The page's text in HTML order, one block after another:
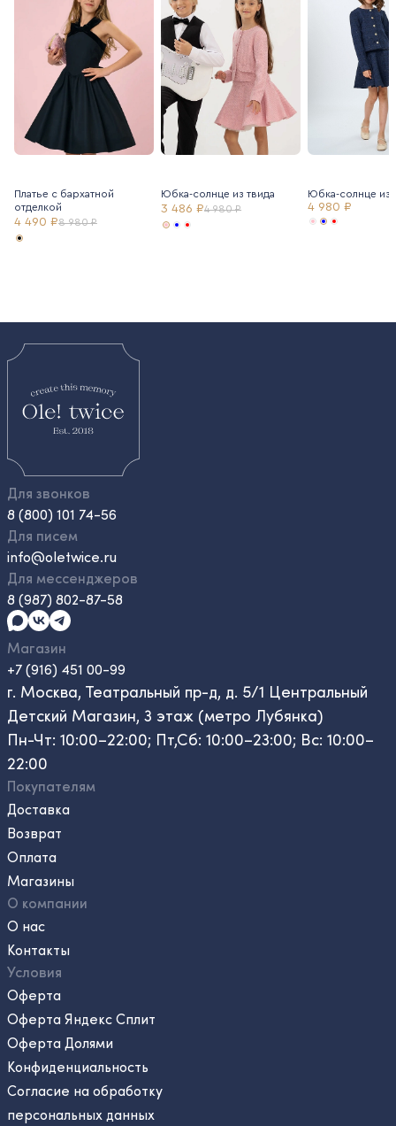
Платье с бархатной
отделкой
4 490 ₽8 980 ₽
Юбка-солнце из твида
3 486 ₽4 980 ₽
Юбка-солнце из
4 980 ₽
Для звонков
8 (800) 101 74-56
Для писем
info@oletwice.ru
Для мессенджеров
8 (987) 802-87-58
Магазин
+7 (916) 451 00-99
г. Москва, Театральный пр-д, д. 5/1 Центральный
Детский Магазин, 3 этаж (метро Лубянка)
Пн-Чт: 10:00–22:00; Пт,Сб: 10:00–23:00; Вс: 10:00–
22:00
Покупателям
Доставка
Возврат
Оплата
Магазины
О компании
О нас
Контакты
Условия
Оферта
Оферта Яндекс Сплит
Оферта Долями
Конфиденциальность
Согласие на обработку
персональных данных